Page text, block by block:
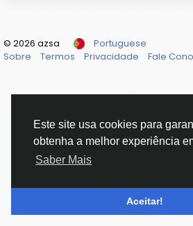
Este site usa cookies para
obtenha a melhor experiência
Saber Mais
Aceitar!
© 2026 azsa
Portuguese
Sobre
Termos Privacidade Fale